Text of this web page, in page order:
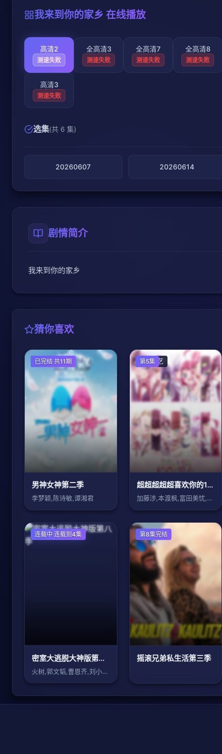
我来到你的家乡 在线播放
高清2
测速失败
全高清3
测速失败
全高清7
测速失败
全高清8
测速失败
高清3
测速失败
选集(共 6 集)
20260607 20260614
剧情简介
我来到你的家乡
猜你喜欢
大陆综艺
已完结 共11期
男神女神第二季
李梦颖,陈诗敏,谭湘君
日韩综艺
第5集
超超超超超喜欢你的100个女朋友第三季
加藤涉,本渡枫,富田美忧,长绳麻理亚,濑
大陆综艺
连载中 连载到4集
密室大逃脱大神版第八季
火树,郭文韬,曹恩齐,刘小怂,李晋晔
欧美综艺
第8集完结
摇滚兄弟私生活第三季